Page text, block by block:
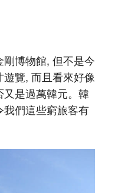
博物館, 但不是今
覽, 而且看來好像
是過萬韓元。韓
們這些窮旅客有